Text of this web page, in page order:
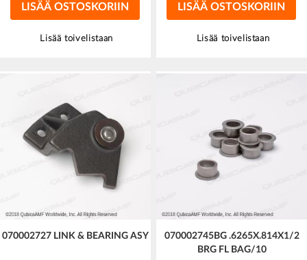
LISÄÄ OSTOSKORIIN
Lisää toivelistaan
LISÄÄ OSTOSKORIIN
Lisää toivelistaan
070002727 LINK & BEARING ASY
070002745BG .6265X.814X1/2
BRG FL BAG/10